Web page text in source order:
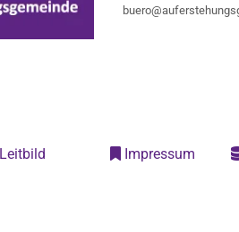
Leitbild  Impressum